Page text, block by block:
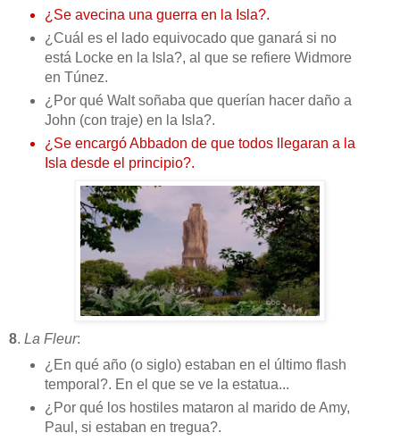
¿Se avecina una guerra en la Isla?.
¿Cuál es el lado equivocado que ganará si no
está Locke en la Isla?, al que se refiere Widmore
en Túnez.
¿Por qué Walt soñaba que querían hacer daño a
John (con traje) en la Isla?.
¿Se encargó Abbadon de que todos llegaran a la
Isla desde el principio?.
8. La Fleur:
¿En qué año (o siglo) estaban en el último flash
temporal?. En el que se ve la estatua...
¿Por qué los hostiles mataron al marido de Amy,
Paul, si estaban en tregua?.